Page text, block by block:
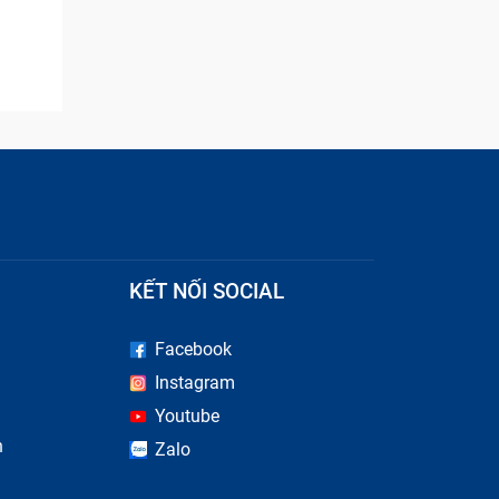
KẾT NỐI SOCIAL
Facebook
Instagram
Youtube
Zalo